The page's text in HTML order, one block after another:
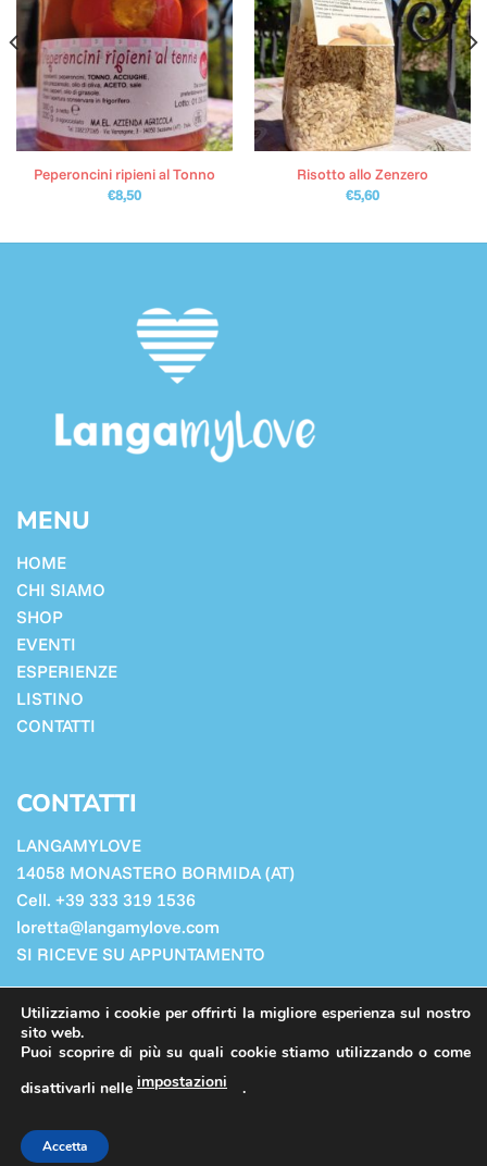
Peperoncini ripieni al Tonno
€8,50
Risotto allo Zenzero
€5,60
MENU
HOME
CHI SIAMO
SHOP
EVENTI
ESPERIENZE
LISTINO
CONTATTI
CONTATTI
LANGAMYLOVE
14058 MONASTERO BORMIDA (AT)
Cell. +39 333 319 1536
loretta@langamylove.com
SI RICEVE SU APPUNTAMENTO
Cookie Policy
Privacy Policy
Copyright 2026 ©
Utilizziamo i cookie per offrirti la migliore esperienza sul nostro
sito web.
Puoi scoprire di più su quali cookie stiamo utilizzando o come
disattivarli nelle impostazioni .
Accetta